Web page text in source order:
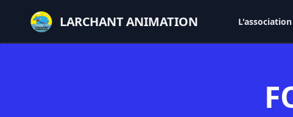
LARCHANT ANIMATION L'association